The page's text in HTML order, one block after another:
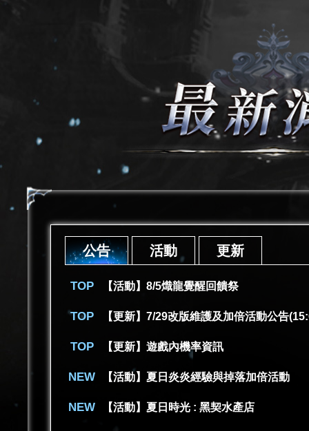
公告 活動 更新
【活動】8/5熾龍覺醒回饋祭
【更新】7/29改版維護及加倍活動公告
【更新】遊戲內機率資訊
【活動】夏日炎炎經驗與掉落加倍活動
【活動】夏日時光 : 黑契水產店